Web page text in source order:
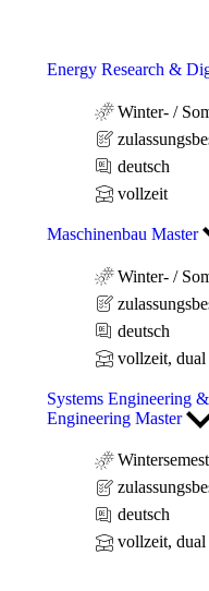
Energy Research &
Winter- /
deutsch
vollzeit
Maschinenbau Master
Winter- /
deutsch
vollzeit, dual
Systems Engineering
Engineering Master
deutsch
vollzeit, dual